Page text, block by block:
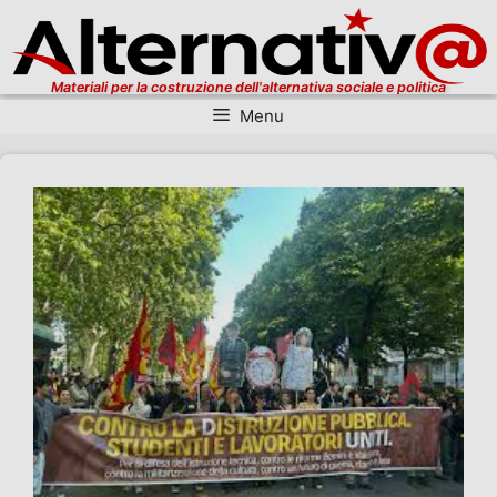
Materiali per la costruzione dell'alternativa sociale e politica
Menu